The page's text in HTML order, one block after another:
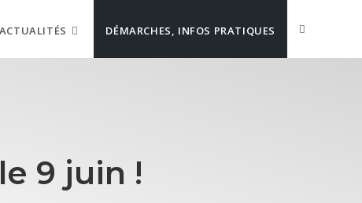
DÉMARCHES, INFOS PRATIQUES
9 juin !